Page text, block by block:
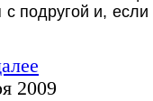
с подругой и,
2009